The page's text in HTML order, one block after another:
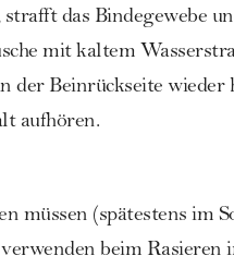
das Bindegewebe
mit kaltem
der Beinrückseite
aufhören.
müssen (spätestens im
beim Rasieren